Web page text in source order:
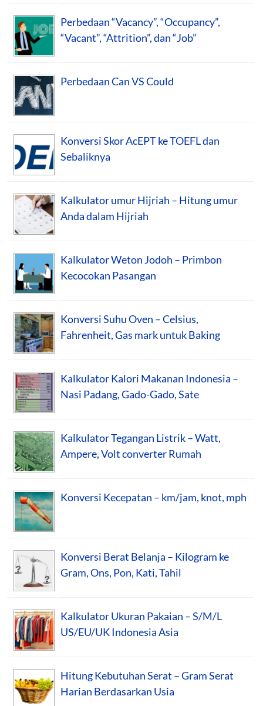
Perbedaan “Vacancy”, “Occupancy”,
“Vacant”, “Attrition”, dan “Job”
Perbedaan Can VS Could
Konversi Skor AcEPT ke TOEFL dan
Sebaliknya
Kalkulator umur Hijriah – Hitung umur
Anda dalam Hijriah
Kalkulator Weton Jodoh – Primbon
Kecocokan Pasangan
Konversi Suhu Oven – Celsius,
Fahrenheit, Gas mark untuk Baking
Kalkulator Kalori Makanan Indonesia –
Nasi Padang, Gado-Gado, Sate
Kalkulator Tegangan Listrik – Watt,
Ampere, Volt converter Rumah
Konversi Kecepatan – km/jam, knot, mph
Konversi Berat Belanja – Kilogram ke
Gram, Ons, Pon, Kati, Tahil
Kalkulator Ukuran Pakaian – S/M/L
US/EU/UK Indonesia Asia
Hitung Kebutuhan Serat – Gram Serat
Harian Berdasarkan Usia